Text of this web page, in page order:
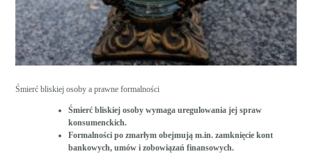
Śmierć bliskiej osoby a prawne formalności
Śmierć bliskiej osoby wymaga uregulowania jej spraw
konsumenckich.
Formalności po zmarłym obejmują m.in. zamknięcie kont
bankowych, umów i zobowiązań finansowych.